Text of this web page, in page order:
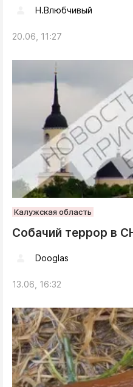
Н.Влюбчивый
20.06, 11:27
Калужская область
Собачий террор в
Dooglas
13.06, 16:32